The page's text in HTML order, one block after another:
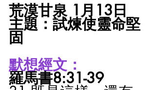
荒漠甘泉 1月13日
主題：試煉使靈命堅
固
默想經文：
羅馬書8:31-39